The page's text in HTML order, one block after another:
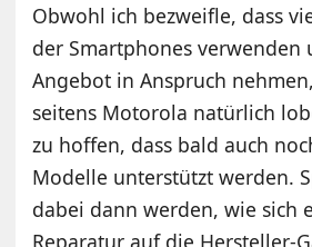
Obwohl ich bezweifle, dass
der Smartphones verwenden
Angebot in Anspruch
seitens Motorola natürlich
zu hoffen, dass bald auch
Modelle unterstützt werden.
dabei dann werden, wie sich
Reparatur auf die Hersteller-